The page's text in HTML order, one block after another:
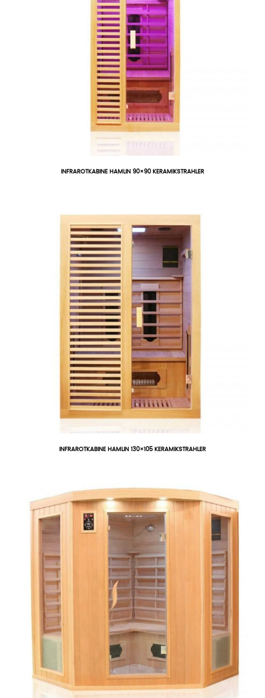
INFRAROTKABINE HAMLIN 90×90 KERAMIKSTRAHLER
INFRAROTKABINE HAMLIN 130×105 KERAMIKSTRAHLER